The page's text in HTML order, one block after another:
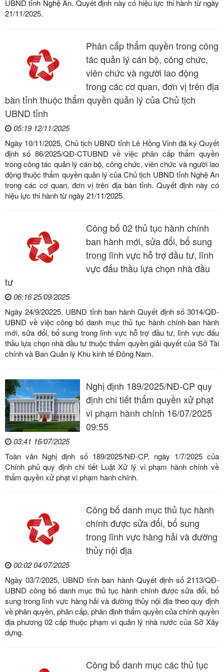
UBND tỉnh Nghệ An. Quyết định này có hiệu lực thi hành từ ngày
21/11/2025.
Phân cấp thẩm quyền trong công
tác quản lý cán bộ, công chức,
viên chức và người lao động
trong các cơ quan, đơn vị trên địa
bàn tỉnh thuộc thẩm quyền quản lý của Chủ tịch
UBND tỉnh
05:19 12/11/2025
Ngày 10/11/2025, Chủ tịch UBND tỉnh Lê Hồng Vinh đã ký Quyết
định số 86/2025/QĐ-CTUBND về việc phân cấp thẩm quyền
trong công tác quản lý cán bộ, công chức, viên chức và người lao
động thuộc thẩm quyền quản lý của Chủ tịch UBND tỉnh Nghệ An
trong các cơ quan, đơn vị trên địa bàn tỉnh. Quyết định này có
hiệu lực thi hành từ ngày 21/11/2025.
Công bố 02 thủ tục hành chính
ban hành mới, sửa đổi, bổ sung
trong lĩnh vực hỗ trợ đầu tư, lĩnh
vực đấu thầu lựa chọn nhà đầu
tư
06:16 25/09/2025
Ngày 24/9/20225, UBND tỉnh ban hành Quyết định số 3014/QĐ-
UBND về việc công bố danh mục thủ tục hành chính ban hành
mới, sửa đổi, bổ sung trong lĩnh vực hỗ trợ đầu tư, lĩnh vực đấu
thầu lựa chọn nhà đầu tư thuộc thẩm quyền giải quyết của Sở Tài
chính và Ban Quản lý Khu kinh tế Đông Nam.
Nghị định 189/2025/NĐ-CP quy
định chi tiết thẩm quyền xử phạt
vi phạm hành chính 16/07/2025
09:55
03:41 16/07/2025
Toàn văn Nghị định số 189/2025/NĐ-CP, ngày 1/7/2025 của
Chính phủ quy định chi tiết Luật Xử lý vi phạm hành chính về
thẩm quyền xử phạt vi phạm hành chính.
Công bố danh mục thủ tục hành
chính được sửa đổi, bổ sung
trong lĩnh vực hàng hải và đường
thủy nội địa
00:02 04/07/2025
Ngày 03/7/2025, UBND tỉnh ban hành Quyết định số 2113/QĐ-
UBND công bố danh mục thủ tục hành chính được sửa đổi, bổ
sung trong lĩnh vực hàng hải và đường thủy nội địa theo quy định
về phân quyền, phân cấp, phân định thẩm quyền của chính quyền
địa phương 02 cấp thuộc phạm vi quản lý nhà nước của Sở Xây
dựng.
Công bố danh mục các thủ tục